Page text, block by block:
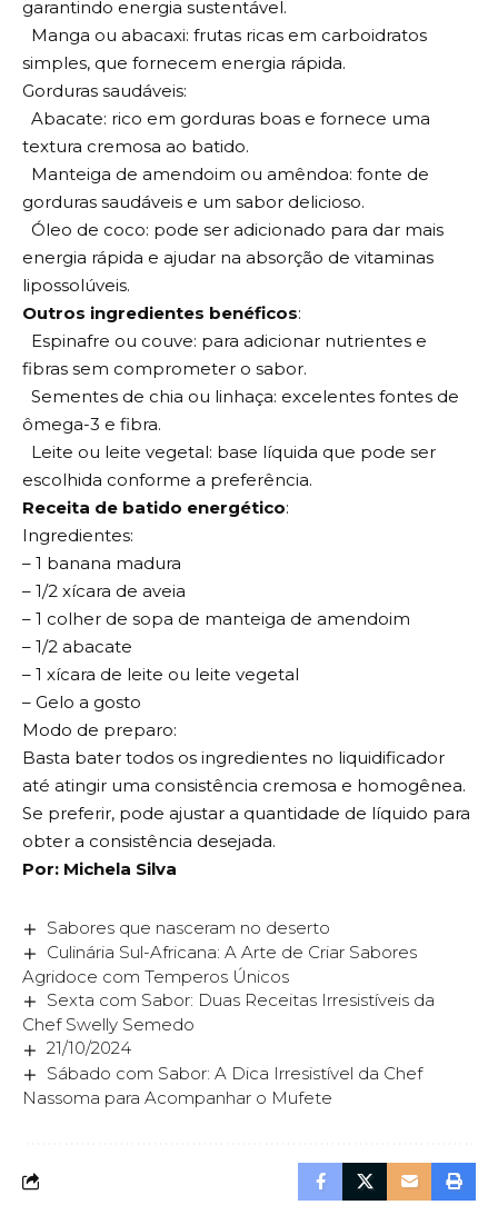
garantindo energia sustentável.
Manga ou abacaxi: frutas ricas em carboidratos
simples, que fornecem energia rápida.
Gorduras saudáveis:
Abacate: rico em gorduras boas e fornece uma
textura cremosa ao batido.
Manteiga de amendoim ou amêndoa: fonte de
gorduras saudáveis e um sabor delicioso.
Óleo de coco: pode ser adicionado para dar mais
energia rápida e ajudar na absorção de vitaminas
lipossolúveis.
Outros ingredientes benéficos:
Espinafre ou couve: para adicionar nutrientes e
fibras sem comprometer o sabor.
Sementes de chia ou linhaça: excelentes fontes de
ômega-3 e fibra.
Leite ou leite vegetal: base líquida que pode ser
escolhida conforme a preferência.
Receita de batido energético:
Ingredientes:
– 1 banana madura
– 1/2 xícara de aveia
– 1 colher de sopa de manteiga de amendoim
– 1/2 abacate
– 1 xícara de leite ou leite vegetal
– Gelo a gosto
Modo de preparo:
Basta bater todos os ingredientes no liquidificador
até atingir uma consistência cremosa e homogênea.
Se preferir, pode ajustar a quantidade de líquido para
obter a consistência desejada.
Por: Michela Silva
Sabores que nasceram no deserto
Culinária Sul-Africana: A Arte de Criar Sabores
Agridoce com Temperos Únicos
Sexta com Sabor: Duas Receitas Irresistíveis da
Chef Swelly Semedo
21/10/2024
Sábado com Sabor: A Dica Irresistível da Chef
Nassoma para Acompanhar o Mufete